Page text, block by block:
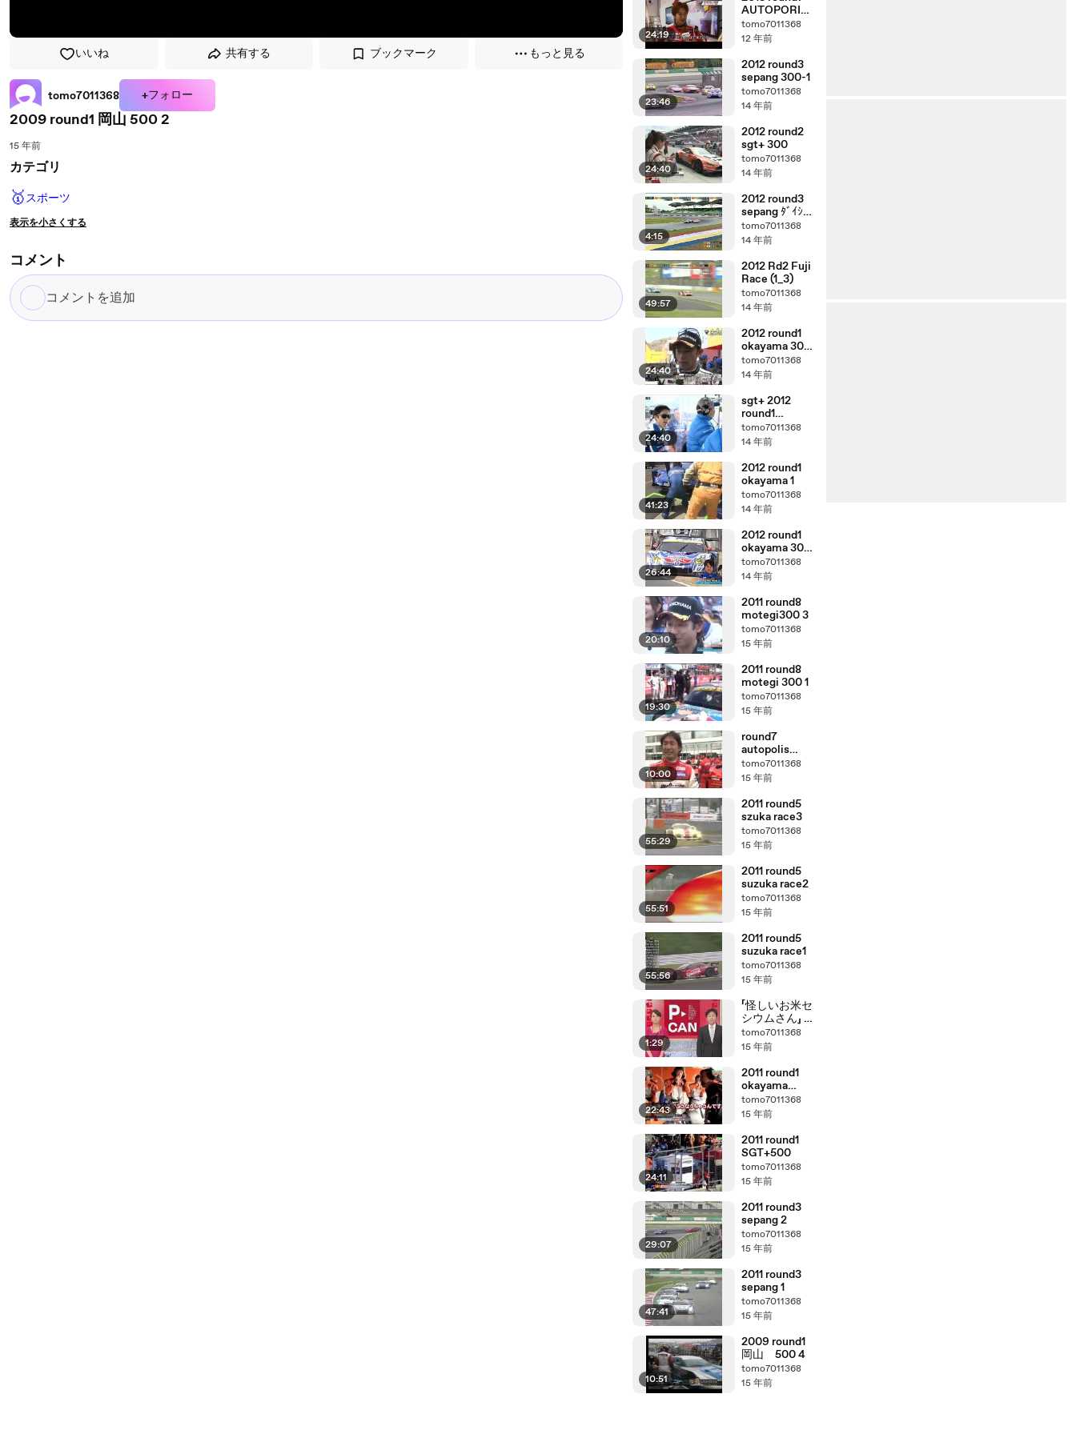
いいね 共有する ブックマーク もっと見る
tomo7011368 +フォロー
2009 round1 岡山 500 2
15 年前
カテゴリ
🥇スポーツ
表示を小さくする
コメント
コ
メ
24:19
AUTOPORIS
gt500
tomo7011368
12 年前
23:46
2012 round3
sepang 300-1
tomo7011368
14 年前
24:40
2012 round2
sgt+ 300
tomo7011368
14 年前
4:15
2012 round3
sepang ﾀﾞｲｼﾞｪ
ｽﾄ
tomo7011368
14 年前
49:57
2012 Rd2 Fuji
Race (1_3)
tomo7011368
14 年前
24:40
2012 round1
okayama 300
gt+2
tomo7011368
14 年前
24:40
sgt+ 2012
round1
okayama 500
tomo7011368
14 年前
41:23
2012 round1
okayama 1
tomo7011368
14 年前
26:44
2012 round1
okayama 300
1
tomo7011368
14 年前
20:10
2011 round8
motegi300 3
tomo7011368
15 年前
19:30
2011 round8
motegi 300 1
tomo7011368
15 年前
10:00
round7
autopolis
race3001
tomo7011368
15 年前
55:29
2011 round5
szuka race3
tomo7011368
15 年前
55:51
2011 round5
suzuka race2
tomo7011368
15 年前
55:56
2011 round5
suzuka race1
tomo7011368
15 年前
1:29
「怪しいお米セ
シウムさん」 東
海テレビ番組
中に不謹慎な
tomo7011368
15 年前
22:43
2011 round1
okayama
SGT+ 300
tomo7011368
15 年前
24:11
2011 round1
SGT+500
tomo7011368
15 年前
29:07
2011 round3
sepang 2
tomo7011368
15 年前
47:41
2011 round3
sepang 1
tomo7011368
15 年前
10:51
2009 round1
岡山 500 4
tomo7011368
15 年前